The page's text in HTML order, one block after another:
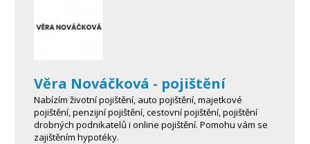
Věra Nováčková - pojištění
Nabízím životní pojištění, auto pojištění, majetkové
pojištění, penzijní pojištění, cestovní pojištění, pojištění
drobných podnikatelů i online pojištění. Pomohu vám se
zajištěním hypotéky.